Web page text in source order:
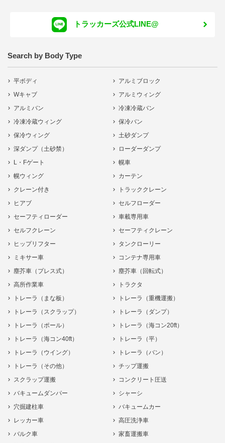
トラッカーズ公式LINE@
Search by Body Type
平ボディ
アルミブロック
Wキャブ
アルミウィング
アルミバン
冷凍冷蔵バン
冷凍冷蔵ウィング
保冷バン
保冷ウィング
土砂ダンプ
深ダンプ（土砂禁）
ローダーダンプ
L・Fゲート
幌車
幌ウィング
カーテン
クレーン付き
トラッククレーン
ヒアブ
セルフローダー
セーフティローダー
車載専用車
セルフクレーン
セーフティクレーン
ヒップリフター
タンクローリー
ミキサー車
コンテナ専用車
塵芥車（プレス式）
塵芥車（回転式）
高所作業車
トラクタ
トレーラ（まな板）
トレーラ（重機運搬）
トレーラ（スクラップ）
トレーラ（ダンプ）
トレーラ（ポール）
トレーラ（海コン20ft）
トレーラ（海コン40ft）
トレーラ（平）
トレーラ（ウイング）
トレーラ（バン）
トレーラ（その他）
チップ運搬
スクラップ運搬
コンクリート圧送
バキュームダンパー
シャーシ
穴掘建柱車
バキュームカー
レッカー車
高圧洗浄車
バルク車
家畜運搬車